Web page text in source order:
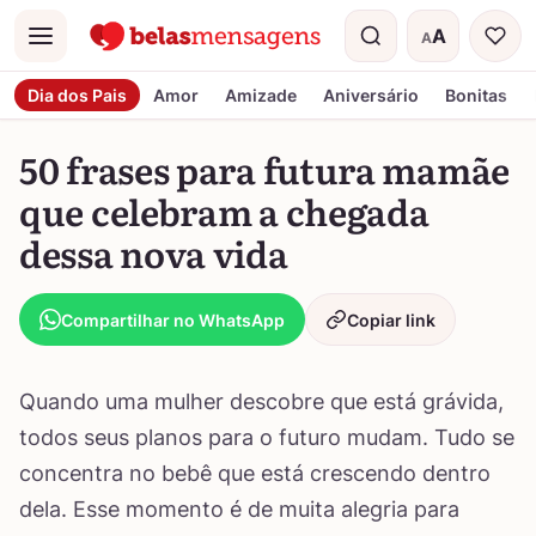
Menu AA
Tamanho do
Dia dos Pais Amor Amizade Aniversário Bonitas
50 frases para futura mamãe
que celebram a chegada
dessa nova vida
Compartilhar no WhatsApp Copiar link
Quando uma mulher descobre que está grávida,
todos seus planos para o futuro mudam. Tudo se
concentra no bebê que está crescendo dentro
dela. Esse momento é de muita alegria para